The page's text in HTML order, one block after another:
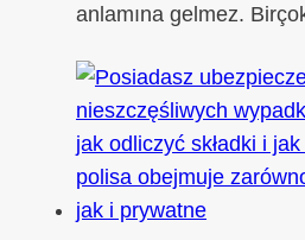
anlamına gelmez.